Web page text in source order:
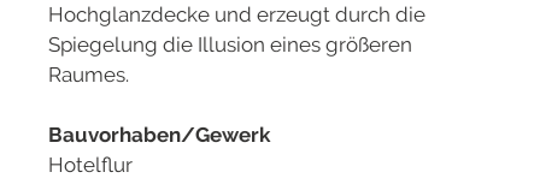
Hochglanzdecke und erzeugt durch die
Spiegelung die Illusion eines größeren
Raumes.
Bauvorhaben/Gewerk
Hotelflur